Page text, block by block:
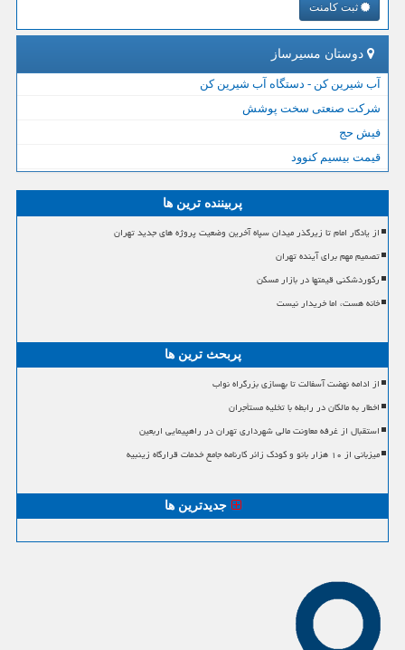
ثبت کامنت
دوستان مسیرساز
آب شیرین کن - دستگاه آب شیرین کن
شرکت صنعتی سخت پوشش
فیش حج
قیمت بیسیم کنوود
پربیننده ترین ها
از یادگار امام تا زیرگذر میدان سپاه آخرین وضعیت پروژه های جدید تهران
تصمیم مهم برای آینده تهران
رکوردشکنی قیمتها در بازار مسکن
خانه هست، اما خریدار نیست
پربحث ترین ها
از ادامه نهضت آسفالت تا بهسازی بزرگراه نواب
اخطار به مالکان در رابطه با تخلیه مستأجران
استقبال از غرفه معاونت مالی شهرداری تهران در راهپیمایی اربعین
میزبانی از ۱۰ هزار بانو و کودک زائر کارنامه جامع خدمات قرارگاه زینبیه
جدیدترین ها